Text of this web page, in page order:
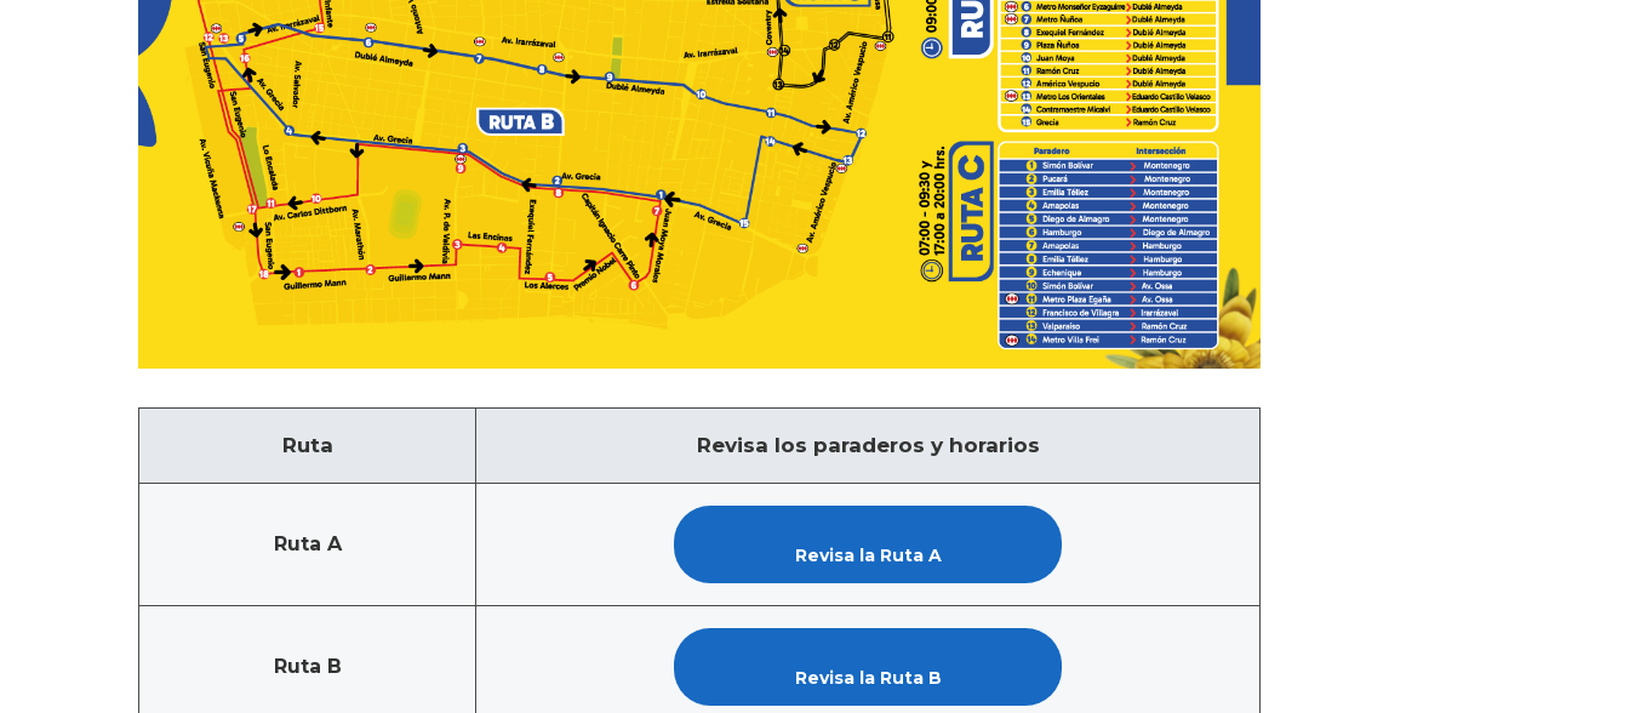
Ruta Revisa los paraderos y horarios
Ruta A Revisa la Ruta A
Ruta B Revisa la Ruta B